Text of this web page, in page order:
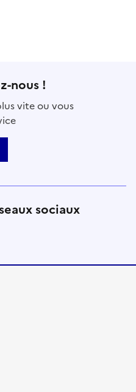
nous !
vite ou vous
sociaux
fenêtre